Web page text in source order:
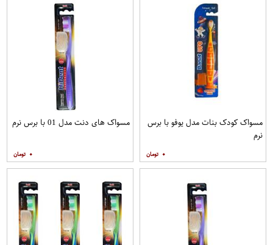
مسواک کودک بنات مدل یوفو با برس
نرم
۰
مسواک های دنت مدل 01 با برس نرم
۰